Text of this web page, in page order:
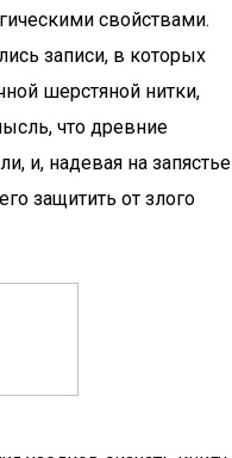
свойствами.
записи, в которых
шерстяной нитки,
что древние
и, надевая на запястье
защитить от злого